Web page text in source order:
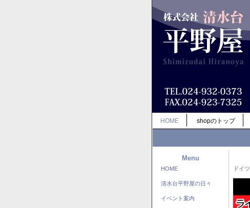
HOME shopのトップ
Menu
HOME
清水台平野屋の日々
イベント案内
ドイツ